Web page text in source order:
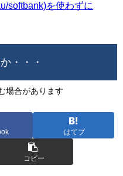
softbank)を使わずに
・・・
場合があります
はてブ
コピー